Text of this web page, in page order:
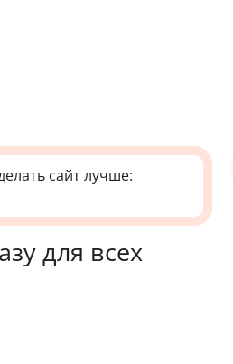
сайт лучше:
для всех